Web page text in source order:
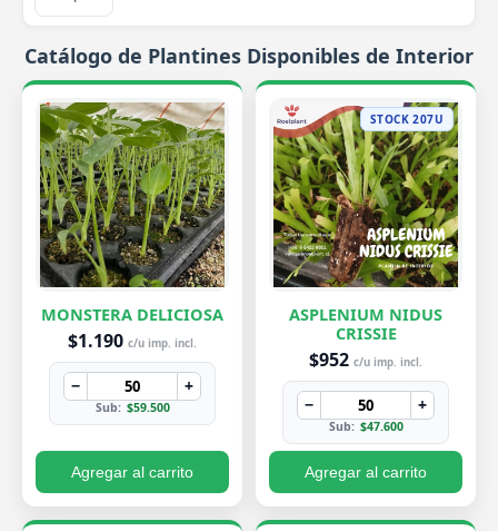
Catálogo de Plantines Disponibles de Interior
MONSTERA DELICIOSA
$1.190 c/u imp. incl.
− +
Sub: $59.500
Agregar al carrito
STOCK 207U
ASPLENIUM NIDUS
CRISSIE
$952 c/u imp. incl.
− +
Sub: $47.600
Agregar al carrito